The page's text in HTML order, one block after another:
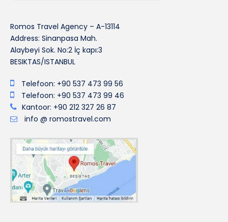
Romos Travel Agency – A-13114
Address: Sinanpasa Mah.
Alaybeyi Sok. No:2 İç kapı:3
BESIKTAS/ISTANBUL
Telefoon: +90 537 473 99 56
Telefoon: +90 537 473 99 46
Kantoor: +90 212 327 26 87
info @ romostravel.com